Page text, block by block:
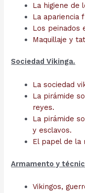
La higiene de
La apariencia
Los peinados
Maquillaje y
Sociedad Vikinga.
La sociedad
La pirámide
reyes.
La pirámide
y esclavos.
El papel de la
Armamento y
Vikingos,